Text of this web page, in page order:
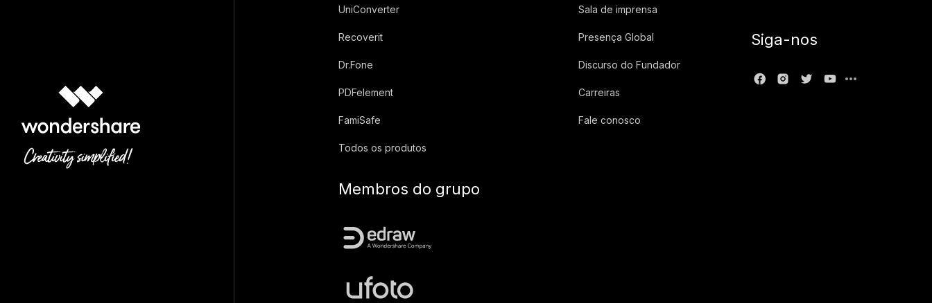
UniConverter
Recoverit
Dr.Fone
PDFelement
FamiSafe
Todos os produtos
Sala de imprensa
Presença Global
Discurso do Fundador
Carreiras
Fale conosco
Siga-nos
Membros do grupo